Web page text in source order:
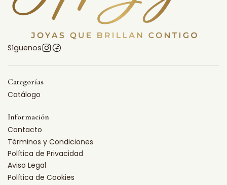
Síguenos
Categorías
Catálogo
Información
Contacto
Términos y Condiciones
Política de Privacidad
Aviso Legal
Política de Cookies